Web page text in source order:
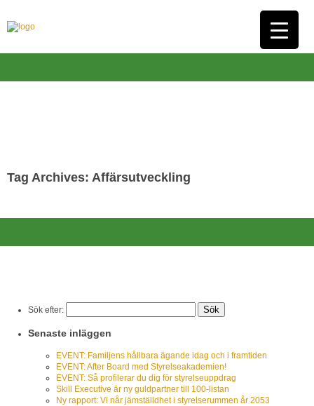
Tag Archives: Affärsutveckling
Sök efter:
Senaste inläggen
EVENT: Familjens hållbara ägande idag och i framtiden
EVENT: After Board med Styrelseakademien!
EVENT: Så profilerar du dig för styrelseuppdrag
Skill Executive är ny guldpartner till 100-listan
Ny rapport: Vi når jämställdhet i styrelserummen år 2053